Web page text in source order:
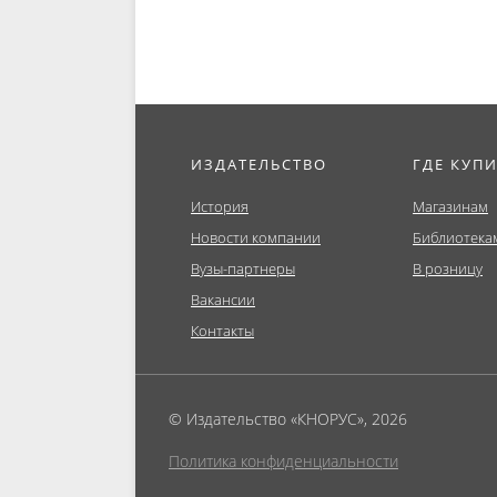
ИЗДАТЕЛЬСТВО
История
Новости компании
Вузы-партнеры
Вакансии
Контакты
ГДЕ
Магазинам
В розницу
© Издательство «КНОРУС», 2026
Политика конфиденциальности